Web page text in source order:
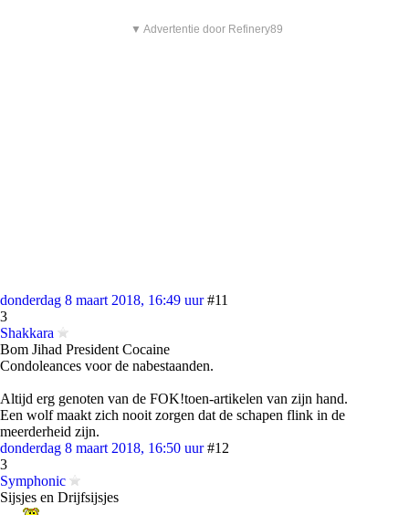
▼ Advertentie door Refinery89
donderdag 8 maart 2018, 16:49 uur #11
3
Shakkara
Bom Jihad President Cocaine
Condoleances voor de nabestaanden.
Altijd erg genoten van de FOK!toen-artikelen van zijn hand.
Een wolf maakt zich nooit zorgen dat de schapen flink in de
meerderheid zijn.
donderdag 8 maart 2018, 16:50 uur #12
3
Symphonic
Sijsjes en Drijfsijsjes